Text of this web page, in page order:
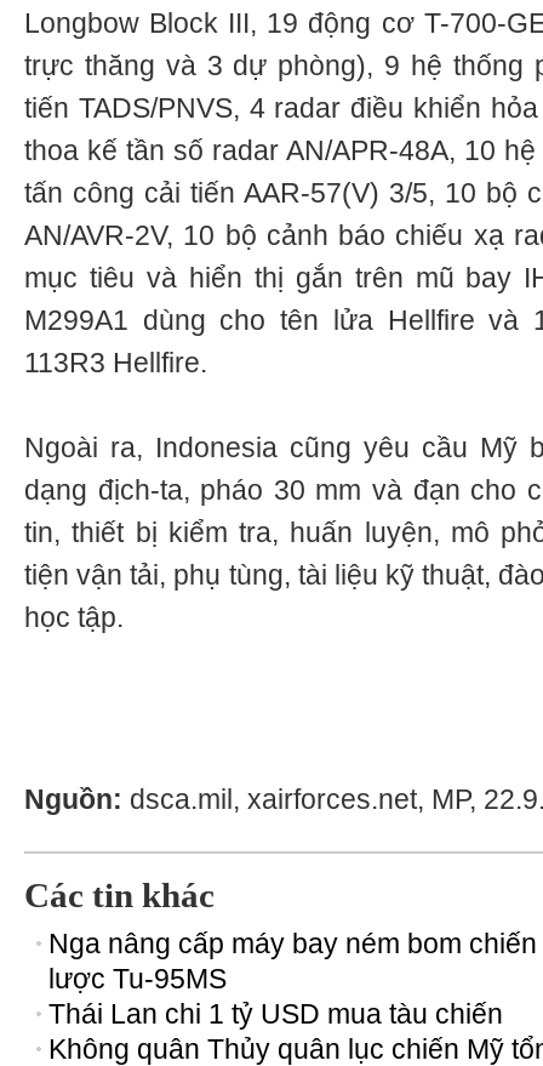
Longbow Block III, 19 động cơ T-700-
trực thăng và 3 dự phòng), 9 hệ thống
tiến TADS/PNVS, 4 radar điều khiển
thoa kế tần số radar AN/APR-48A, 10
tấn công cải tiến AAR-57(V) 3/5, 10 bộ
AN/AVR-2V, 10 bộ cảnh báo chiếu xạ
mục tiêu và hiển thị gắn trên mũ bay
M299A1 dùng cho tên lửa Hellfire và
113R3 Hellfire.
Ngoài ra, Indonesia cũng yêu cầu Mỹ
dạng địch-ta, pháo 30 mm và đạn cho
tin, thiết bị kiểm tra, huấn luyện, mô
tiện vận tải, phụ tùng, tài liệu kỹ thuật,
học tập.
Nguồn: dsca.mil, xairforces.net, MP,
Các tin khác
Nga nâng cấp máy bay ném bom chiến
lược Tu-95MS
Thái Lan chi 1 tỷ USD mua tàu chiến
Không quân Thủy quân lục chiến Mỹ